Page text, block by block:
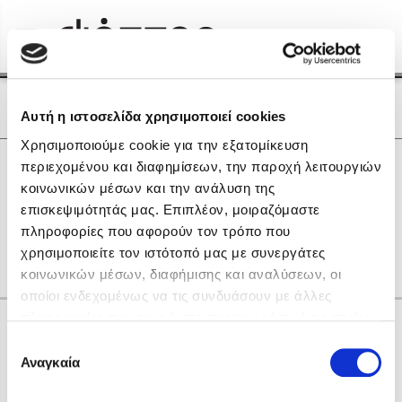
Αυτή η ιστοσελίδα χρησιμοποιεί cookies
Χρησιμοποιούμε cookie για την εξατομίκευση
περιεχομένου και διαφημίσεων, την παροχή λειτουργιών
κοινωνικών μέσων και την ανάλυση της
επισκεψιμότητάς μας. Επιπλέον, μοιραζόμαστε
πληροφορίες που αφορούν τον τρόπο που
χρησιμοποιείτε τον ιστότοπό μας με συνεργάτες
κοινωνικών μέσων, διαφήμισης και αναλύσεων, οι
οποίοι ενδεχομένως να τις συνδυάσουν με άλλες
των υπηρεσιών τους. Αν συνεχίσετε να χρησιμοποιείτε
την ιστοσελίδα μας, συναινείτε στη χρήση των cookies
συγκατάθεσης
Αναγκαία
Κλείσιμο
Δημοφιλή Βιβλία
Lidia Branković
Το ξενοδοχείο των συναισθημάτων
Αρχική | Οι Συγγραφείς μας
Οι Συγγραφείς μας
Αποτελέσματα
D G H L P R U Γ Θ
Τ